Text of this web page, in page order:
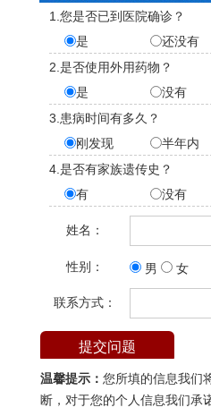
1.您是否已到医院确诊？
是
还没有
2.是否使用外用药物？
是
没有
3.患病时间有多久？
刚发现
半年内
4.是否有家族遗传史？
有
没有
姓名：
性别： 男 女
联系方式：
温馨提示： 您所填的信息我们
断，对于您的个人信息我们承